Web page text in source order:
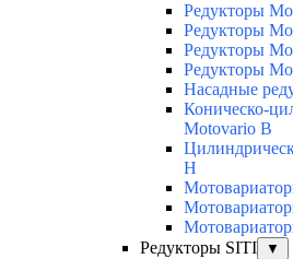
Редукторы
Редукторы
Редукторы
Редукторы
Насадные
Коническо-
Motovario B
H
Редукторы SITI
▼